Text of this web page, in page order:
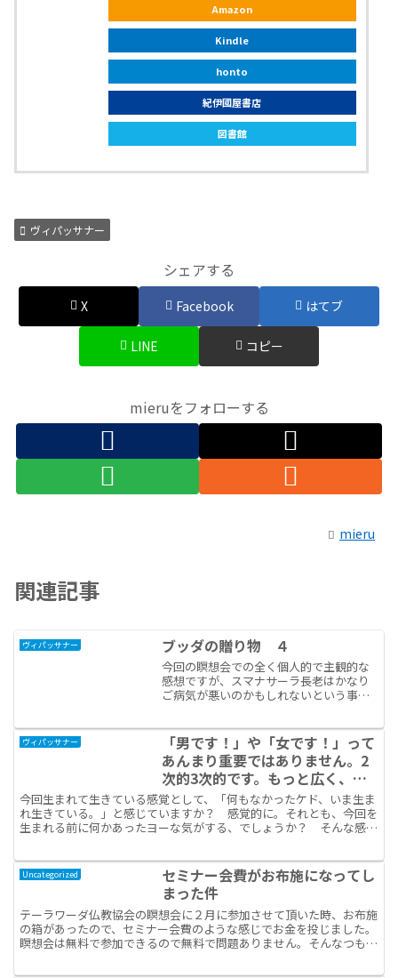
Amazon
Kindle
honto
紀伊國屋書店
図書館
ヴィパッサナー
シェアする
X Facebook はてブ
LINE コピー
mieruをフォローする
mieru
関連記事
ヴィパッサナー ブッダの贈り物 ４
今回の瞑想会での全く個人的で主観的な
感想ですが、スマナサーラ長老はかなり
ご病気が悪いのかもしれないという事で
全くあてにはならない個人的な直感です
が感想を持ちました。今回...
ヴィパッサナー
「男です！」や「女です！」って
あんまり重要ではありません。2
次的3次的です。もっと広く、も
っと核心的に。
今回生まれて生きている感覚として、「何もなかったケド、いま生ま
れ生きている。」と感じていますか？ 感覚的に。それとも、今回を
生まれる前に何かあったヨーな気がする、でしょうか？ そんな感じ
Uncategorized
セミナー会費がお布施になってし
まった件
テーラワーダ仏教協会の瞑想会に２月に参加させて頂いた時、お布施
の箱があったので、セミナー会費のような感じでお金を投じました。
瞑想会は無料で参加できるので無料で問題ありません。そんなつもり